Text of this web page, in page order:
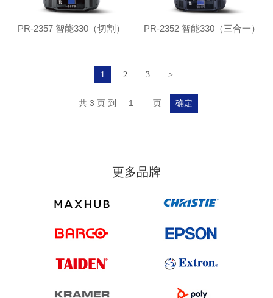
PR-2357 智能330（切割） PR-2352 智能330（三合一）
1 2 3 >
共 3 页 到 页 确定
更多品牌